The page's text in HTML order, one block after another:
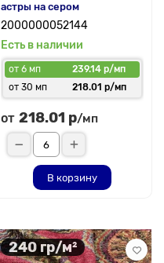
астры на сером
2000000052144
Есть в наличии
от 6 мп
239.14 р/мп
от 30 мп
218.01 р/мп
от 218.01 р/мп
В корзину
240 гр/м²